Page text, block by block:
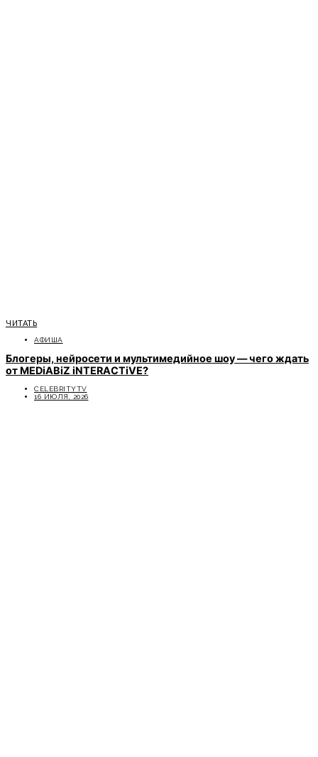
ЧИТАТЬ
АФИША
Блогеры, нейросети и мультимедийное шоу — чего ждать
от MEDiABiZ iNTERACTiVE?
CELEBRITYTV
16 ИЮЛЯ, 2026